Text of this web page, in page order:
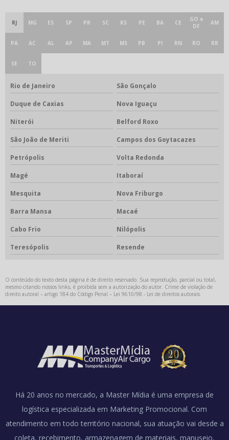
RJ MG ES SP PR SC RS PE BA CE
GO e
DF
AM
PA AC AL AP MA MT MS PB PI RN RO RR
SE TO
Rio de Janeiro São Gonçalo
Duque de Caxias Nova Iguaçu
Niterói Belford Roxo
São João de Meriti Campos dos Goytacazes
Petrópolis Volta Redonda
Magé Itaboraí
Mesquita Nova Friburgo
Barra Mansa Macaé
Cabo Frio Nilópolis
Teresópolis Resende
O conteúdo do texto desta página é de direito reservado. Sua reprodução, parcial ou total,
mesmo citando nossos links, é proibida sem a autorização do autor. Crime de violação de
direito autoral – artigo 184 do Código Penal – Lei 9610/98 - Lei de direitos autorais
Há 20 anos no mercado, a Master Mídia é uma empresa de
logística especializada em Marketing Promocional. Com
atendimento em todo território nacional, sua atuação vai desde a
coleta, recebimento, armazenagem de materiais, manuseio,